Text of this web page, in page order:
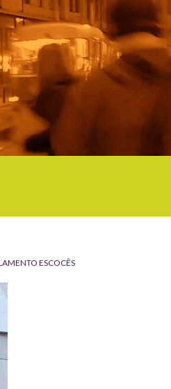
ESCOCÊS